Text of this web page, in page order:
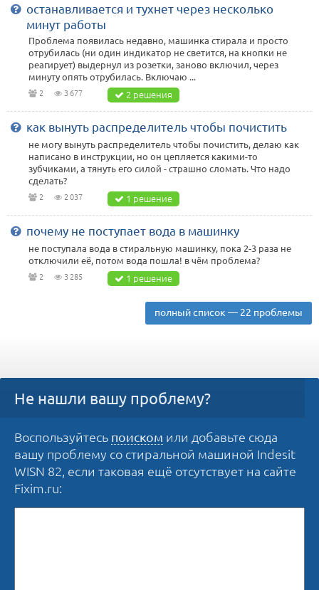
останавливается и тухнет через несколько
минут работы
Проблема появилась недавно, машинка стирала и просто
отрубилась (ни один индикатор не светится, на кнопки не
реагирует) выдернул из розетки, заново включил, через
минуту опять отрубилась. Включаю ...
2 3 677 2 решения
как вынуть распределитель чтобы почистить
не могу вынуть распределитель чтобы почистить, делаю как
написано в инструкции, но он цепляется какими-то
зубчиками, а тянуть его силой - страшно сломать. Что надо
сделать?
2 2 037 1 решение
почему не поступает вода в машинку
не поступала вода в стиральную машинку, пока 2-3 раза не
отключили её, потом вода пошла! в чём проблема?
2 3 285 1 решение
полный список — 22 проблемы
Не нашли вашу проблему?
Воспользуйтесь поиском или добавьте сюда
вашу проблему со стиральной машиной Indesit
WISN 82, если таковая ещё отсутствует на сайте
Fixim.ru: